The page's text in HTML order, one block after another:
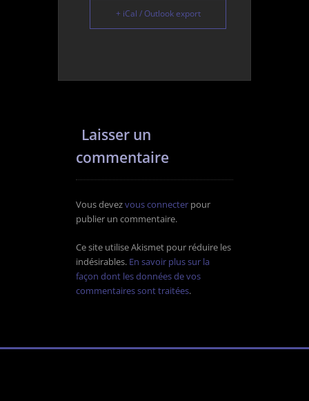
+ iCal / Outlook export
Laisser un
commentaire
Vous devezvous connecter pour
publier un commentaire.
Ce site utilise Akismet pour réduire les
indésirables. En savoir plus sur la
façon dont les données de vos
commentaires sont traitées.